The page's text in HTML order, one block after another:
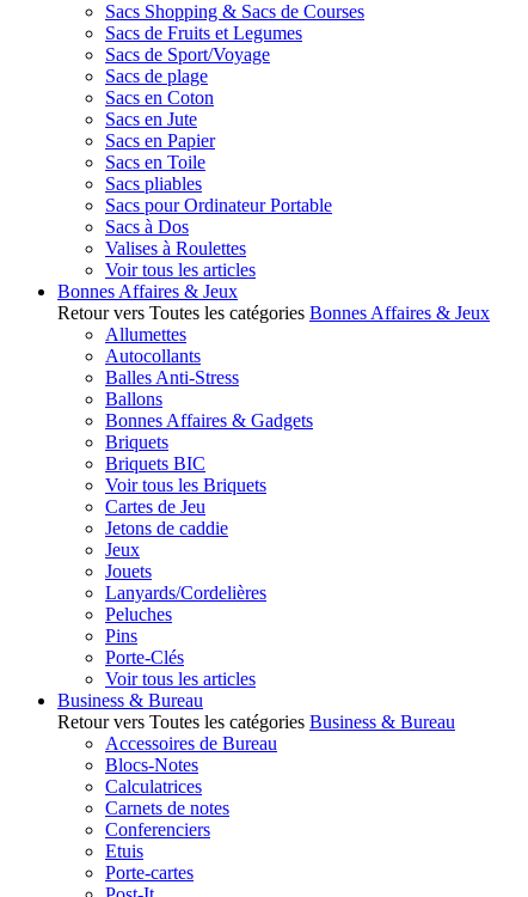
Sacs Shopping & Sacs de Courses
Sacs de Fruits et Legumes
Sacs de Sport/Voyage
Sacs de plage
Sacs en Coton
Sacs en Jute
Sacs en Papier
Sacs en Toile
Sacs pliables
Sacs pour Ordinateur Portable
Sacs à Dos
Valises à Roulettes
Voir tous les articles
Bonnes Affaires & Jeux
Retour vers Toutes les catégories Bonnes Affaires & Jeux
Allumettes
Autocollants
Balles Anti-Stress
Ballons
Bonnes Affaires & Gadgets
Briquets
Briquets BIC
Voir tous les Briquets
Cartes de Jeu
Jetons de caddie
Jeux
Jouets
Lanyards/Cordelières
Peluches
Pins
Porte-Clés
Voir tous les articles
Business & Bureau
Retour vers Toutes les catégories Business & Bureau
Accessoires de Bureau
Blocs-Notes
Calculatrices
Carnets de notes
Conferenciers
Etuis
Porte-cartes